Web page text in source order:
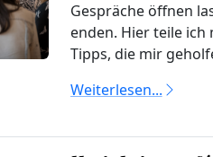
Gespräche öffnen
enden. Hier teile
Tipps, die mir
Weiterlesen...